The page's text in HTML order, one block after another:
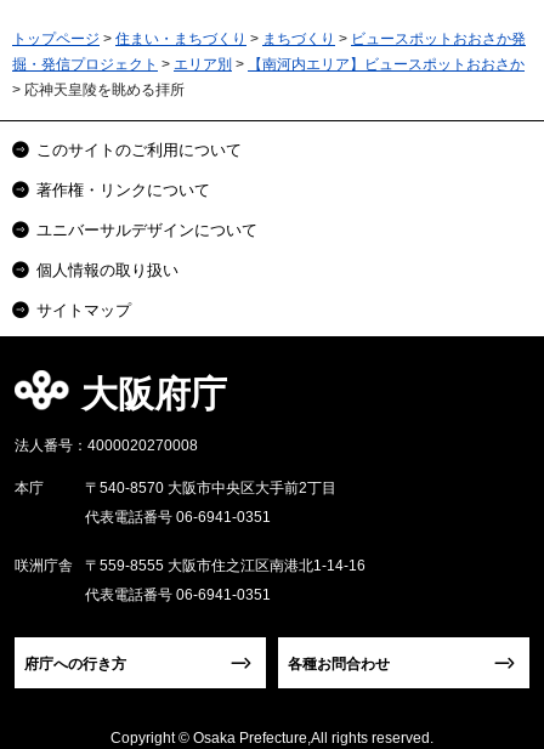
トップページ > 住まい・まちづくり > まちづくり > ビュースポットおおさか発
掘・発信プロジェクト > エリア別 >
【南河内エリア】ビュースポットおおさか
> 応神天皇陵を眺める拝所
このサイトのご利用について
著作権・リンクについて
ユニバーサルデザインについて
個人情報の取り扱い
サイトマップ
大阪府庁
法人番号：4000020270008
本庁
〒540-8570 大阪市中央区大手前2丁目
代表電話番号 06-6941-0351
咲洲庁舎
〒559-8555 大阪市住之江区南港北1-14-16
代表電話番号 06-6941-0351
府庁への行き方 各種お問合わせ
Copyright © Osaka Prefecture,All rights reserved.